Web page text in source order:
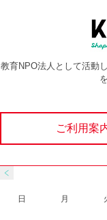
教育NPO法人として活動
ご利用案
日 月